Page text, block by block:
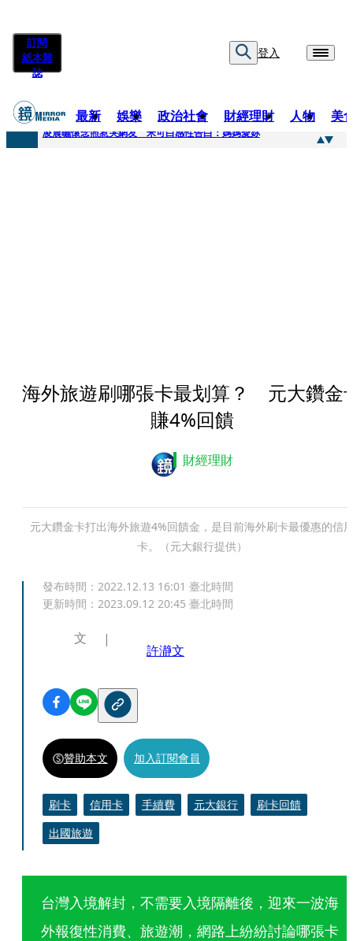
訂閱
紙本雜
誌
登入
最新 娛樂 政治社會 財經理財 人物 美
快訊
凌晨曬懷念照惹哭網友 米可白感性告白：媽媽愛妳
海外旅遊刷哪張卡最划算？ 元大鑽金
賺4%回饋
財經理財
元大鑽金卡打出海外旅遊4%回饋金，是目前海外刷卡最優惠的信
卡。（元大銀行提供）
發布時間： 2022.12.13 16:01 臺北時間
更新時間： 2023.09.12 20:45 臺北時間
文
許瀞文
贊助本文 加入訂閱會員
刷卡 信用卡 手續費 元大銀行
刷卡回饋
出國旅遊
台灣入境解封，不需要入境隔離後，迎來一波海
外報復性消費、旅遊潮，網路上紛紛討論哪張卡